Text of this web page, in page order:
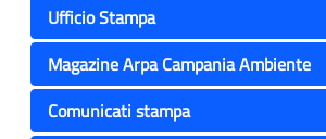
Ufficio Stampa
Magazine Arpa Campania Ambiente
Comunicati stampa